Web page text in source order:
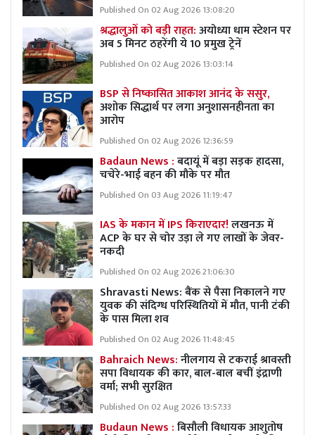
Published On 02 Aug 2026 13:08:20
श्रद्धालुओं को बड़ी राहत:अयोध्या धाम स्टेशन पर
अब 5 मिनट ठहरेंगी ये 10 प्रमुख ट्रेनें
Published On 02 Aug 2026 13:03:14
BSP से निष्कासित आकाश आनंद के ससुर,
अशोक सिद्धार्थ पर लगा अनुशासनहीनता का
आरोप
Published On 02 Aug 2026 12:36:59
Badaun News :बदायूं में बड़ा सड़क हादसा,
चचेरे-भाई बहन की मौके पर मौत
Published On 03 Aug 2026 11:19:47
IAS के मकान में IPS किराएदार!लखनऊ में
ACP के घर से चोर उड़ा ले गए लाखों के जेवर-
नकदी
Published On 02 Aug 2026 21:06:30
Shravasti News: बैंक से पैसा निकालने गए
युवक की संदिग्ध परिस्थितियों में मौत, पानी टंकी
के पास मिला शव
Published On 02 Aug 2026 11:48:45
Bahraich News:नीलगाय से टकराई श्रावस्ती
सपा विधायक की कार, बाल-बाल बचीं इंद्राणी
वर्मा; सभी सुरक्षित
Published On 02 Aug 2026 13:57:33
Budaun News :बिसौली विधायक आशुतोष